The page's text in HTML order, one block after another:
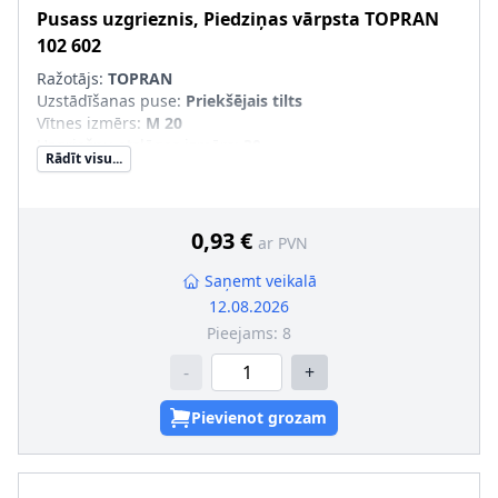
Pusass uzgrieznis, Piedziņas vārpsta TOPRAN
102 602
Ražotājs: TOPRAN
Uzstādīšanas puse: Priekšējais tilts
Vītnes izmērs: M 20
Uzgriežņu atslēgas izmērs
Skrūves galvas-/Uzgriežņa profils
Skrūves-/Uzgriežņa konstrukcija
:paškontrējošs
1,5
Rādīt visu...
0,93 € ar PVN
Saņemt veikalā
12.08.2026
Pieejams: 8
- +
Pievienot grozam